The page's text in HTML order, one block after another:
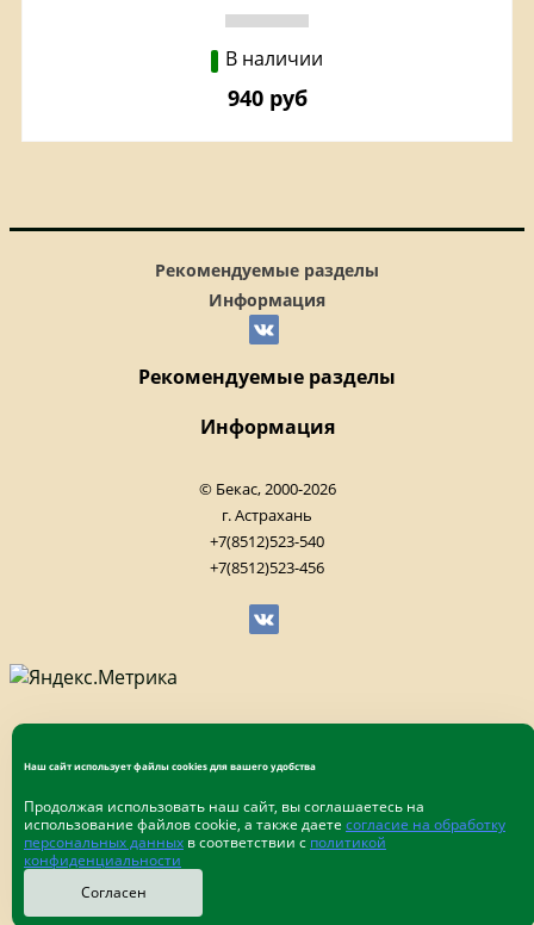
В наличии
940 руб
Рекомендуемые разделы
Информация
Рекомендуемые разделы
Информация
© Бекас, 2000-2026
г. Астрахань
+7(8512)523-540
+7(8512)523-456
Наш сайт использует файлы cookies для вашего удобства
Продолжая использовать наш сайт, вы соглашаетесь на
использование файлов cookie, а также даете согласие на обработку
персональных данных в соответствии с политикой
конфиденциальности
Согласен